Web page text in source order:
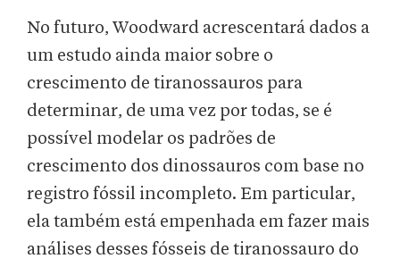
No futuro, Woodward acrescentará dados a
um estudo ainda maior sobre o
crescimento de tiranossauros para
determinar, de uma vez por todas, se é
possível modelar os padrões de
crescimento dos dinossauros com base no
registro fóssil incompleto. Em particular,
ela também está empenhada em fazer mais
análises desses fósseis de tiranossauro do